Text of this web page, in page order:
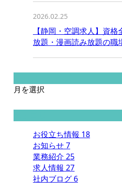
2026.02.25
【静岡・空調求人】資
放題・漫画読み放題の職
月を選択
お役立ち情報 18
お知らせ7
業務紹介 25
求人情報 27
社内ブログ 6